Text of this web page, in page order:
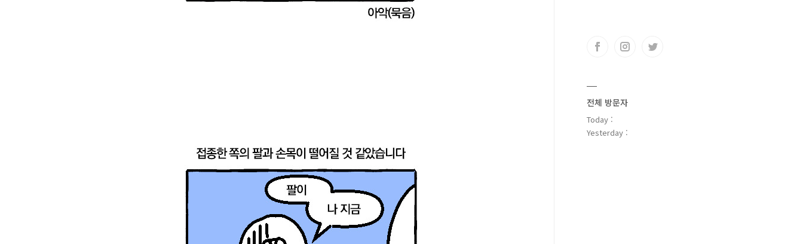
전체 방문자
Today :
Yesterday :